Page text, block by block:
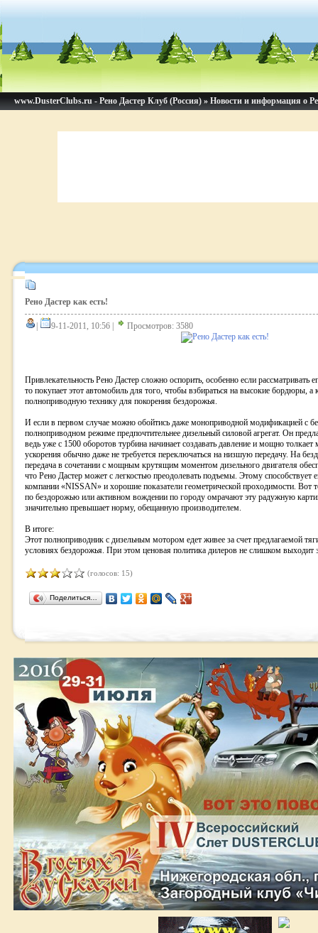
www.DusterClubs.ru - Рено Дастер Клуб (Россия) » Новости и информация о
Рено Дастер как есть!
9-11-2011, 10:56 | Просмотров: 3580
Привлекательность Рено Дастер сложно оспорить, особенно если рассматривать
то покупает этот автомобиль для того, чтобы взбираться на высокие бордюры, а
полноприводную технику для покорения бездорожья.
И если в первом случае можно обойтись даже моноприводной модификацией с
полноприводном режиме предпочтительнее дизельный силовой агрегат. Он
ведь уже с 1500 оборотов турбина начинает создавать давление и мощно
ускорения обычно даже не требуется переключаться на низшую передачу. На
передача в сочетании с мощным крутящим моментом дизельного двигателя
что Рено Дастер может с легкостью преодолевать подъемы. Этому способствует
компании «NISSAN» и хорошие показатели геометрической проходимости. Вот
по бездорожью или активном вождении по городу омрачают эту радужную
значительно превышает норму, обещанную производителем.
В итоге:
Этот полноприводник с дизельным мотором едет живее за счет предлагаемой
условиях бездорожья. При этом ценовая политика дилеров не слишком выходит
(голосов: 15)
Поделиться…